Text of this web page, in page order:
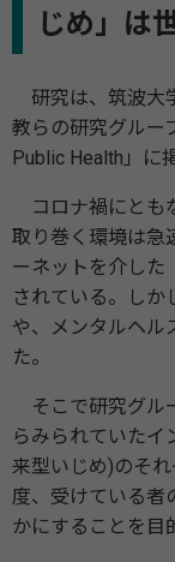
じめ」は
研究は、筑波大
教らの研究グルー
Public Health」に
コロナ禍にとも
取り巻く環境は急
ーネットを介した
されている。しか
や、メンタルヘル
た。
そこで研究グル
らみられていたイ
来型いじめ)のそ
度、受けている者
かにすることを目